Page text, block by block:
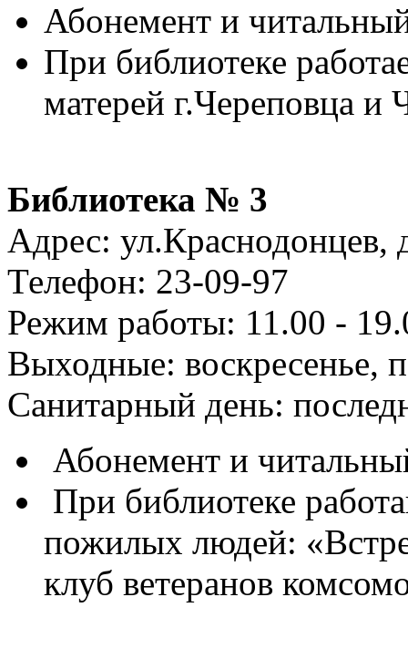
Абонемент и
При библиотеке
матерей г.Череповца и
Библиотека № 3
Адрес: ул.Краснодонцев,
Телефон: 23-09-97
Режим работы: 11.00 -
Выходные: воскресенье,
Санитарный день:
Абонемент и
При библиотеке
пожилых людей:
клуб ветеранов